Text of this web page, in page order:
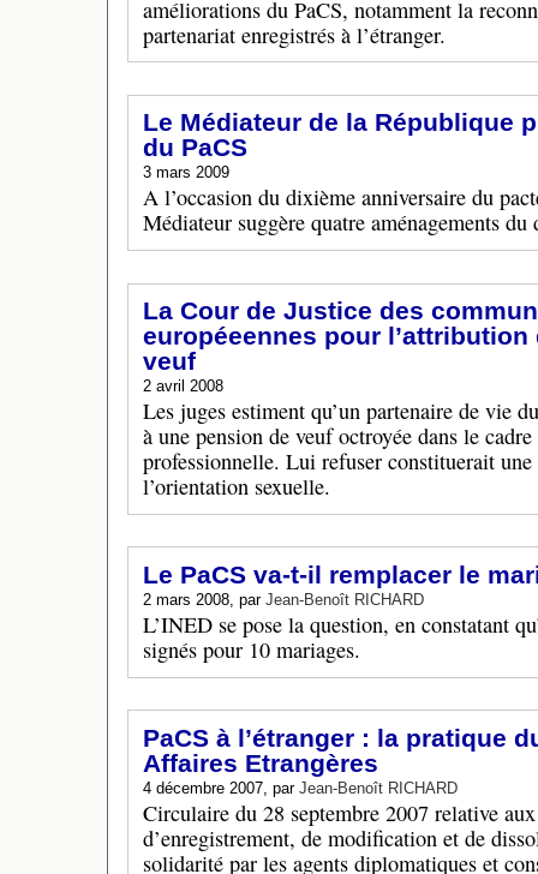
améliorations du PaCS, notamment la
partenariat enregistrés à l’étranger.
Le Médiateur de la République
du PaCS
3 mars 2009
A l’occasion du dixième anniversaire du
Médiateur suggère quatre aménagements
La Cour de Justice des
européeennes pour l’attribution
veuf
2 avril 2008
Les juges estiment qu’un partenaire de vie
à une pension de veuf octroyée dans le
professionnelle. Lui refuser constituerait
l’orientation sexuelle.
Le PaCS va-t-il remplacer le
2 mars 2008, par Jean-Benoît RICHARD
L’INED se pose la question, en constatant
signés pour 10 mariages.
PaCS à l’étranger : la pratique
Affaires Etrangères
4 décembre 2007, par Jean-Benoît RICHARD
Circulaire du 28 septembre 2007 relative
d’enregistrement, de modification et de
solidarité par les agents diplomatiques et